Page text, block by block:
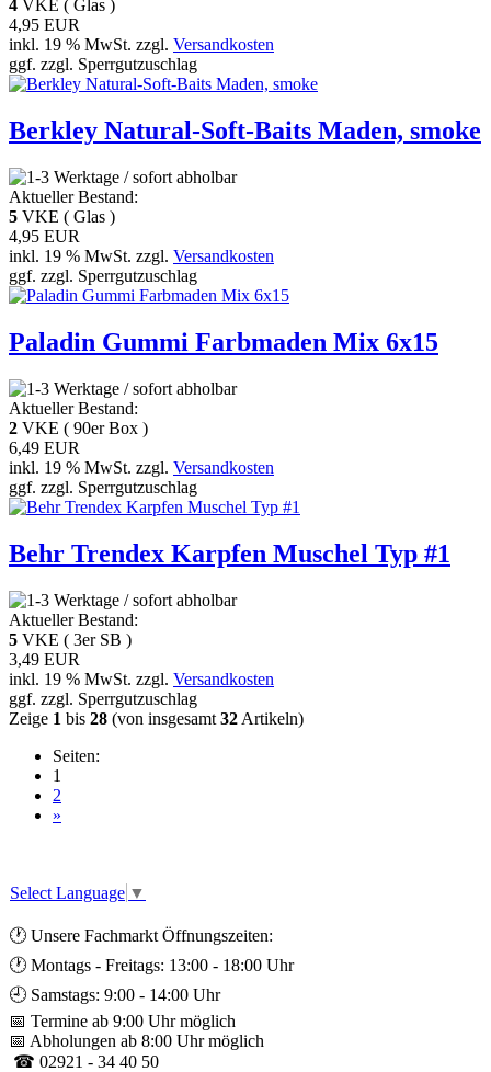
4 VKE ( Glas )
4,95 EUR
inkl. 19 % MwSt. zzgl. Versandkosten
ggf. zzgl. Sperrgutzuschlag
Berkley Natural-Soft-Baits Maden, smoke
Aktueller Bestand:
5 VKE ( Glas )
4,95 EUR
inkl. 19 % MwSt. zzgl. Versandkosten
ggf. zzgl. Sperrgutzuschlag
Paladin Gummi Farbmaden Mix 6x15
Aktueller Bestand:
2 VKE ( 90er Box )
6,49 EUR
inkl. 19 % MwSt. zzgl. Versandkosten
ggf. zzgl. Sperrgutzuschlag
Behr Trendex Karpfen Muschel Typ #1
Aktueller Bestand:
5 VKE ( 3er SB )
3,49 EUR
inkl. 19 % MwSt. zzgl. Versandkosten
ggf. zzgl. Sperrgutzuschlag
Zeige 1 bis 28 (von insgesamt 32 Artikeln)
Seiten:
1
2
»
Select Language ▼
🕐 Unsere Fachmarkt Öffnungszeiten:
🕐 Montags - Freitags: 13:00 - 18:00 Uhr
🕘 Samstags: 9:00 - 14:00 Uhr
📅 Termine ab 9:00 Uhr möglich
📅 Abholungen ab 8:00 Uhr möglich
☎ 02921 - 34 40 50